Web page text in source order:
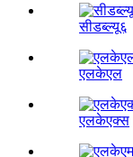
सीडब्ल्यू६
एलकेएल
एलकेएक्स